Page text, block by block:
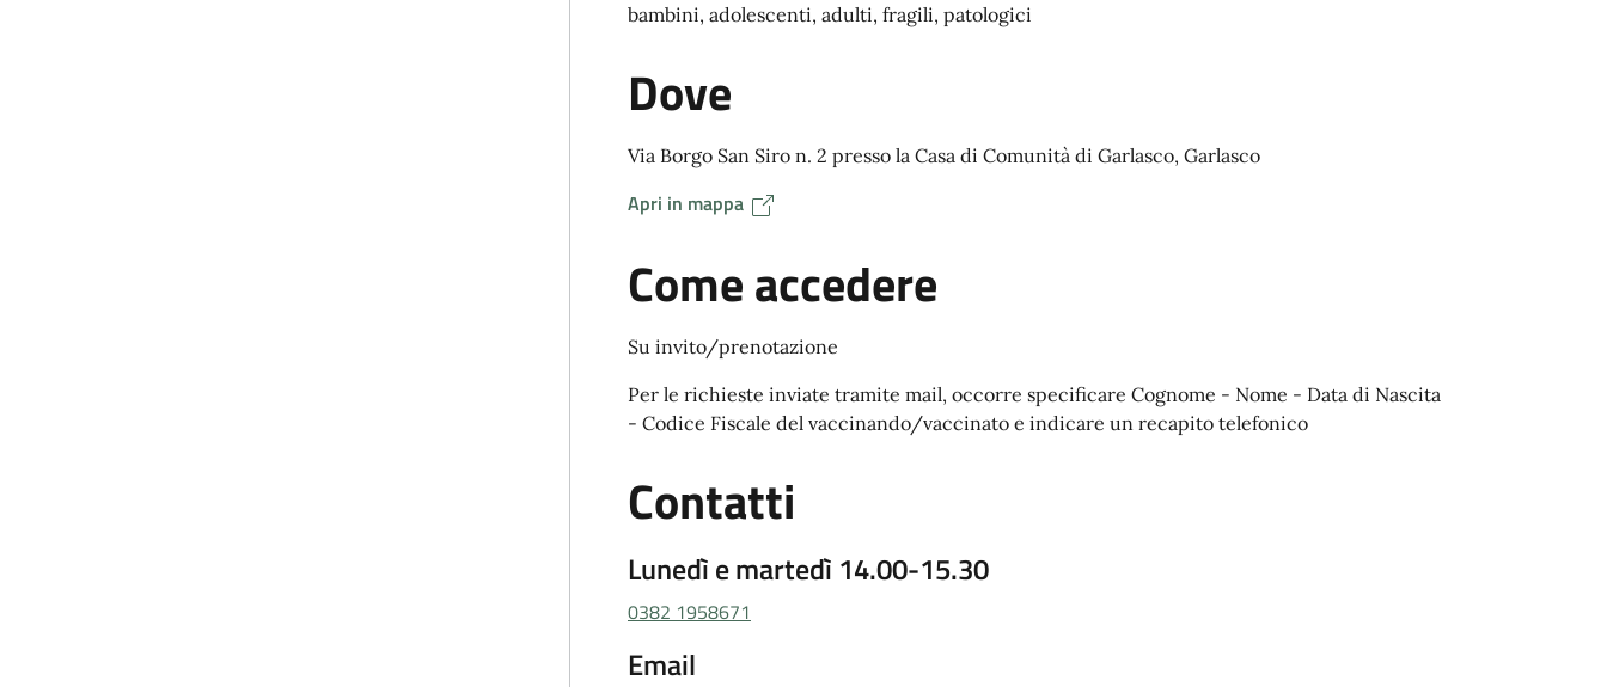
bambini, adolescenti, adulti, fragili, patologici
Dove
Via Borgo San Siro n. 2 presso la Casa di Comunità di Garlasco, Garlasco
Apri in mappa
Come accedere
Su invito/prenotazione
Per le richieste inviate tramite mail, occorre specificare Cognome - Nome - Data di Nascita
- Codice Fiscale del vaccinando/vaccinato e indicare un recapito telefonico
Contatti
Lunedì e martedì 14.00-15.30
0382 1958671
Email